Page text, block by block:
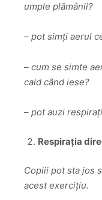
umple plămânii?
– pot simți aerul
– cum se simte
cald când iese?
– pot auzi
Respirația
Copiii pot sta jos
acest exercițiu.